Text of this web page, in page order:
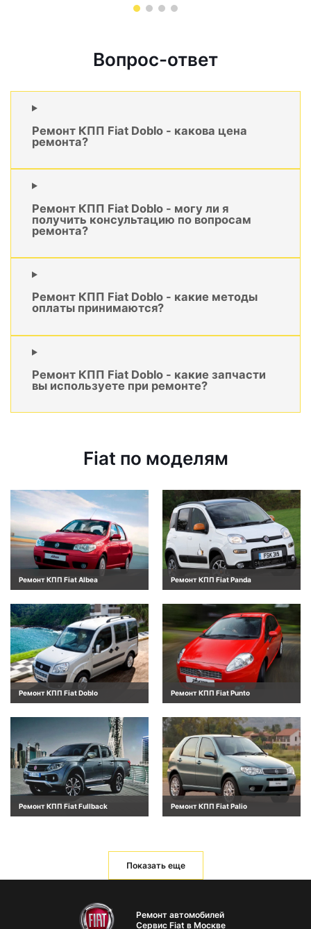
Вопрос-ответ
Ремонт КПП Fiat Doblo - какова цена
ремонта?
Ремонт КПП Fiat Doblo - могу ли я
получить консультацию по вопросам
ремонта?
Ремонт КПП Fiat Doblo - какие методы
оплаты принимаются?
Ремонт КПП Fiat Doblo - какие запчасти
вы используете при ремонте?
Fiat по моделям
Ремонт КПП Fiat Albea Ремонт КПП Fiat Panda
Ремонт КПП Fiat Doblo Ремонт КПП Fiat Punto
Ремонт КПП Fiat Fullback Ремонт КПП Fiat Palio
Показать еще
Ремонт автомобилей
Сервис Fiat в Москве